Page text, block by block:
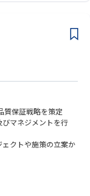
経験
リケーションの経験
る試験対応の経験
エンドトキシン試
験
ンテグリティに関す
ートナーとのコミュ
ト経験
質保証戦略を策定
マネジメントを行
クトや施策の立案か
な課題解決やプロセ
沿った品質保証体制